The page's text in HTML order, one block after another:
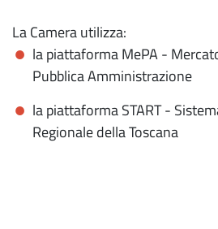
La Camera utilizza:
la piattaforma MePA -
Pubblica Amministrazione
la piattaforma START -
Regionale della Toscana